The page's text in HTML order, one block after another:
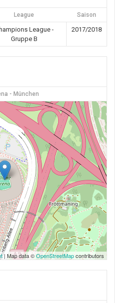
League Saison
League -
Gruppe B
2017/2018
- München
| Map data ©OpenStreetMapcontributors